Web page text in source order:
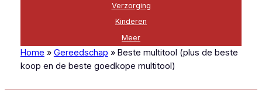
Verzorging
Kinderen
Meer
Home » Gereedschap »Beste multitool (plus de beste
koop en de beste goedkope multitool)